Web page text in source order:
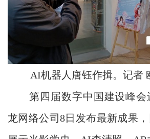
AI机器人唐钰作揖。记者
第四届数字中国建设峰会
龙网络公司8日发布最新成果